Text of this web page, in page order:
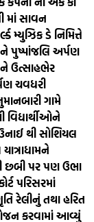
માં સાવન
મ્યુઝિક ડે નિમિત્તે
પુષ્પાંજલિ અર્પણ
ઉત્સાહભેર
ચવધરી
ગામે
વિદ્યાર્થીઓને
થી સોશિયલ
છબી પર પણ ઉભા
પરિસરમાં
રેલીનું તથા હરિત
કરવામાં આવ્યું